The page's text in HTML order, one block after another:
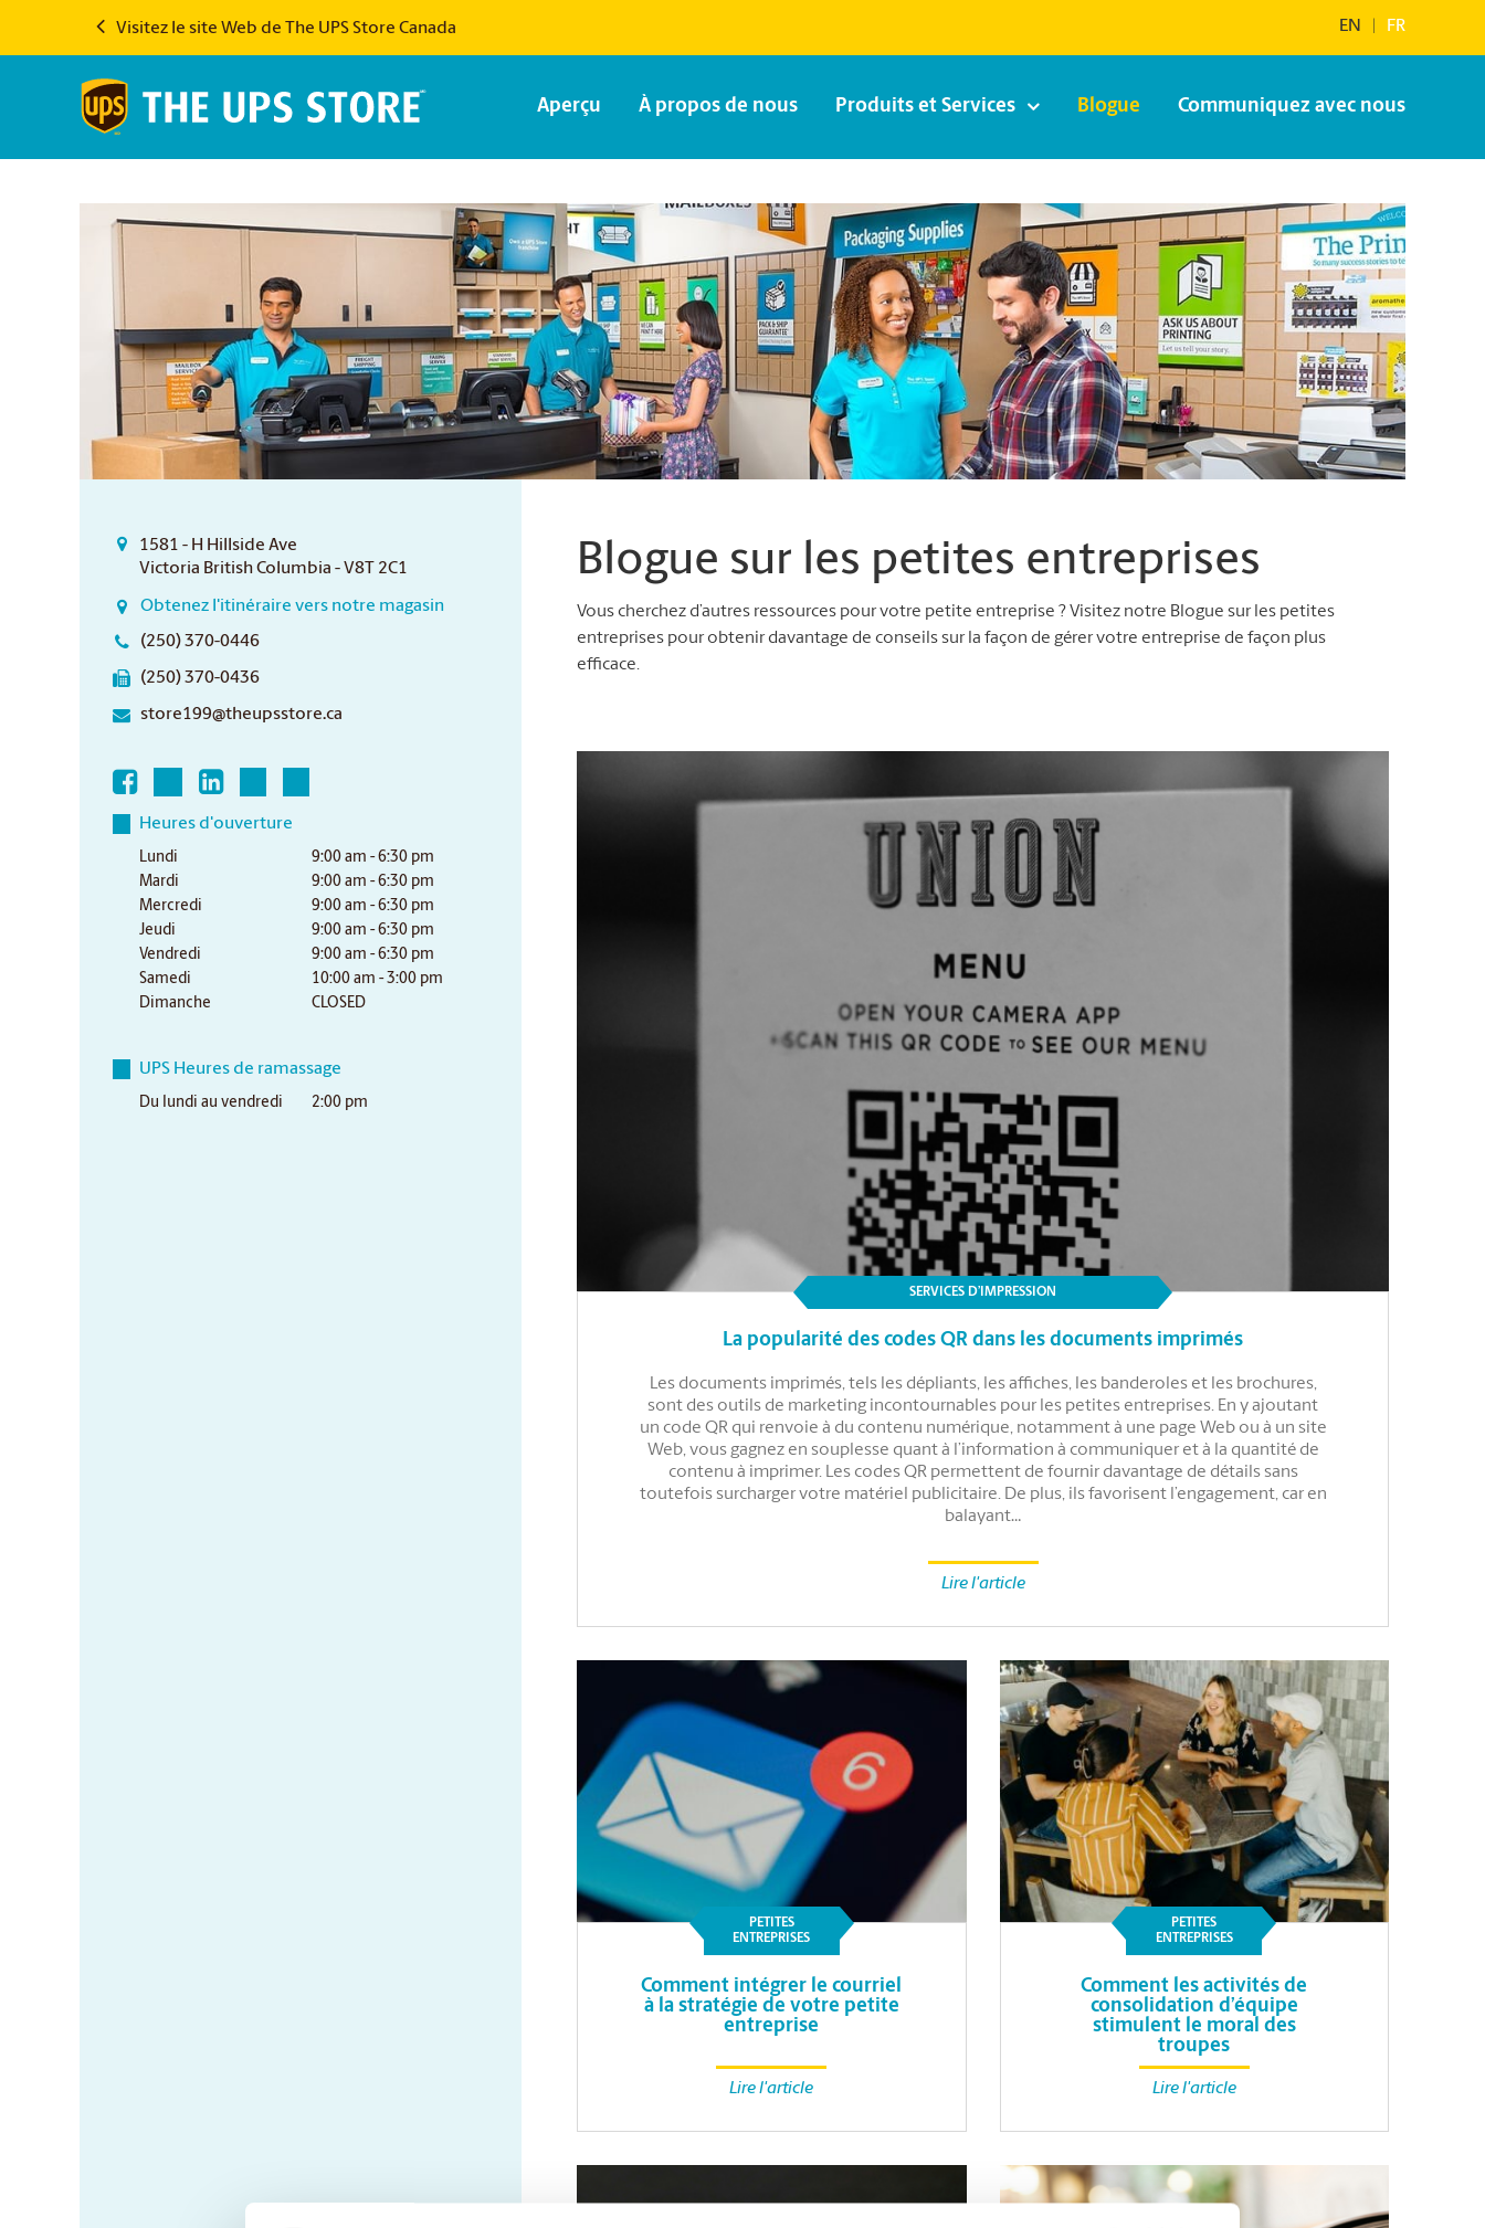
Visitez le site Web de The UPS Store Canada EN FR
Aperçu À propos de nous Produits et Services Blogue Communiquez avec nous
1581 - H Hillside Ave
Victoria British Columbia - V8T 2C1
Obtenez l'itinéraire vers notre magasin
(250) 370-0446
(250) 370-0436
store199@theupsstore.ca
Heures d'ouverture
Lundi
9:00 am - 6:30 pm
Mardi
9:00 am - 6:30 pm
Mercredi
9:00 am - 6:30 pm
Jeudi
9:00 am - 6:30 pm
Vendredi
9:00 am - 6:30 pm
Samedi
10:00 am - 3:00 pm
Dimanche
CLOSED
UPS Heures de ramassage
Du lundi au vendredi 2:00 pm
Blogue sur les petites entreprises
Vous cherchez d’autres ressources pour votre petite entreprise ? Visitez notre Blogue sur les petites
entreprises pour obtenir davantage de conseils sur la façon de gérer votre entreprise de façon plus
efficace.
SERVICES D’IMPRESSION
La popularité des codes QR dans les documents imprimés
Les documents imprimés, tels les dépliants, les affiches, les banderoles et les brochures,
sont des outils de marketing incontournables pour les petites entreprises. En y ajoutant
un code QR qui renvoie à du contenu numérique, notamment à une page Web ou à un site
Web, vous gagnez en souplesse quant à l’information à communiquer et à la quantité de
contenu à imprimer. Les codes QR permettent de fournir davantage de détails sans
toutefois surcharger votre matériel publicitaire. De plus, ils favorisent l’engagement, car en
balayant…
Lire l'article
PETITES
ENTREPRISES
Comment intégrer le courriel
à la stratégie de votre petite
entreprise
Lire l'article
PETITES
ENTREPRISES
Comment les activités de
consolidation d’équipe
stimulent le moral des
troupes
Lire l'article